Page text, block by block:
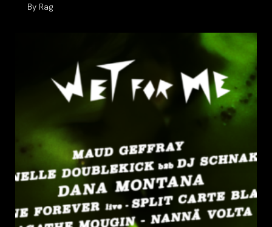
Auteur/autrice
Rag